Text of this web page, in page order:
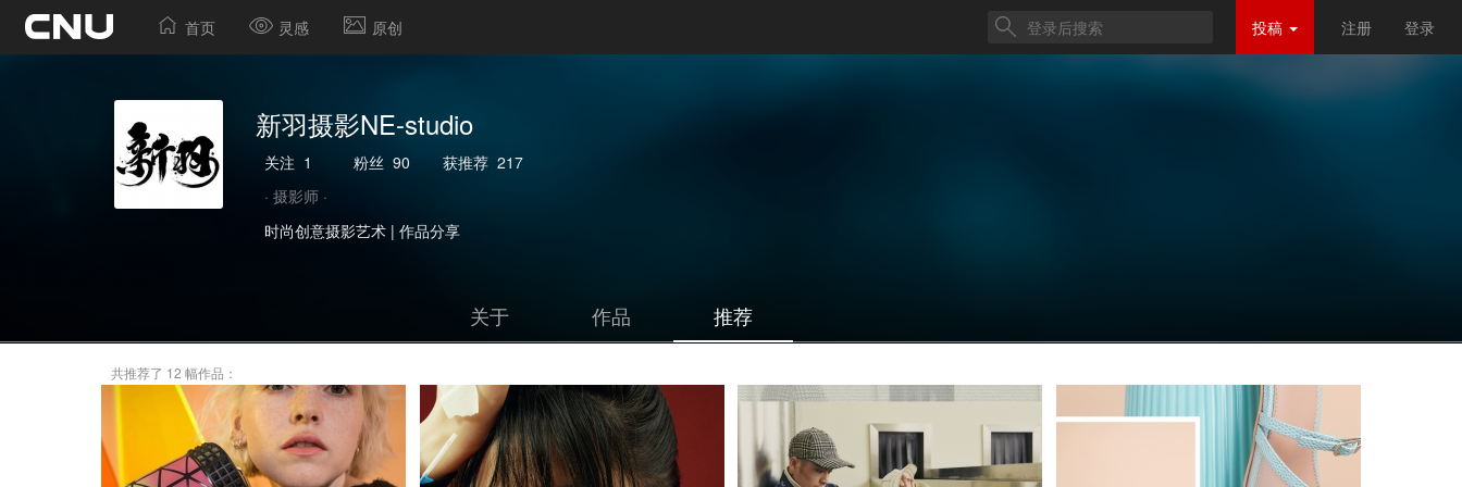
首页 灵感 原创 投稿 注册 登录
新羽摄影NE-studio
关注 1 粉丝 90 获推荐 217
· 摄影师 ·
时尚创意摄影艺术 | 作品分享
关于 作品 推荐
共推荐了 12 幅作品：